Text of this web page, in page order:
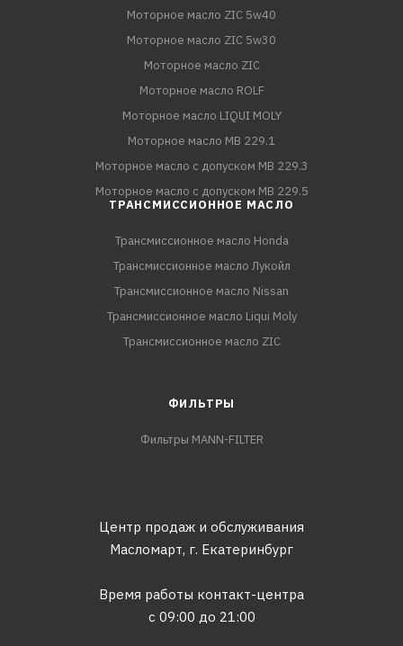
Моторное масло ZIC 5w40
Моторное масло ZIC 5w30
Моторное масло ZIC
Моторное масло ROLF
Моторное масло LIQUI MOLY
Моторное масло MB 229.1
Моторное масло с допуском MB 229.3
Моторное масло с допуском MB 229.5
ТРАНСМИССИОННОЕ МАСЛО
Трансмиссионное масло Honda
Трансмиссионное масло Лукойл
Трансмиссионное масло Nissan
Трансмиссионное масло Liqui Moly
Трансмиссионное масло ZIC
ФИЛЬТРЫ
Фильтры MANN-FILTER
Центр продаж и обслуживания
Масломарт, г. Екатеринбург
Время работы контакт-центра
с 09:00 до 21:00